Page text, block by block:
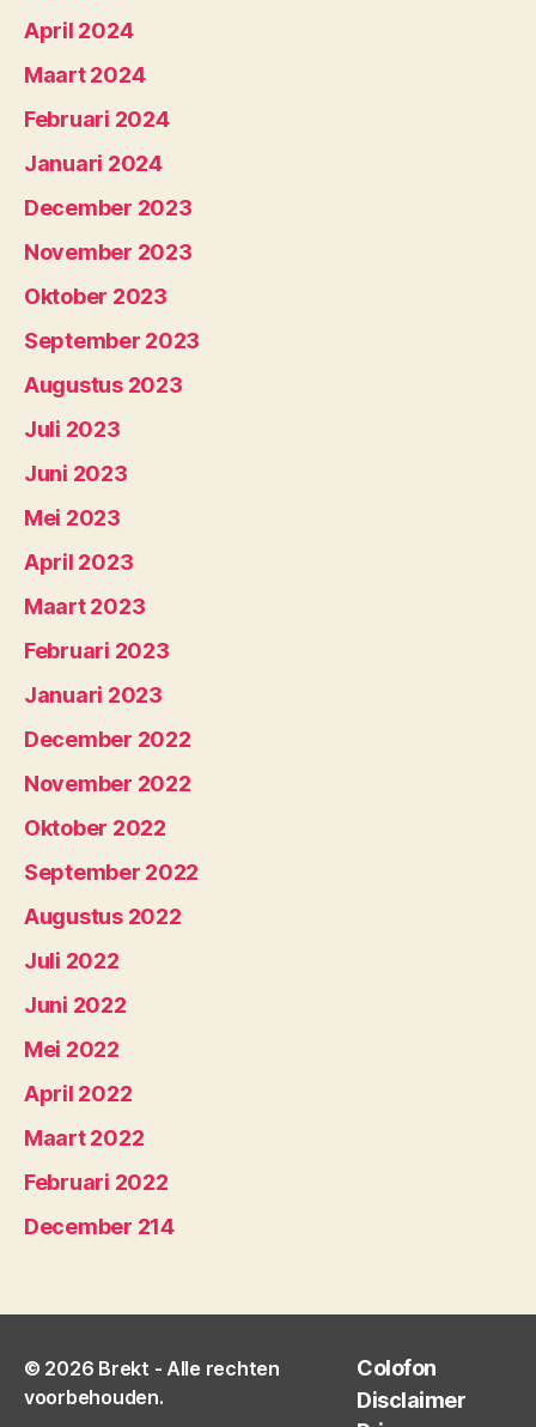
April 2024
Maart 2024
Februari 2024
Januari 2024
December 2023
November 2023
Oktober 2023
September 2023
Augustus 2023
Juli 2023
Juni 2023
Mei 2023
April 2023
Maart 2023
Februari 2023
Januari 2023
December 2022
November 2022
Oktober 2022
September 2022
Augustus 2022
Juli 2022
Juni 2022
Mei 2022
April 2022
Maart 2022
Februari 2022
December 214
© 2026 Brekt - Alle rechten
voorbehouden.
Colofon
Disclaimer